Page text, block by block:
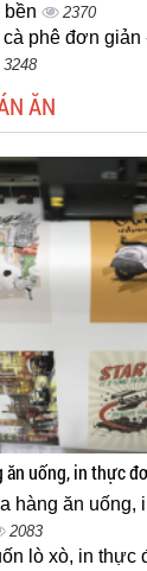
bền
2370
cà phê đơn
3248
ĂN
ăn uống, in thực
hàng ăn uống,
2083
lò xò, in thực